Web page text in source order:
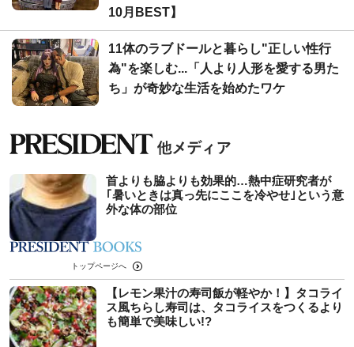
10月BEST】
11体のラブドールと暮らし"正しい性行
為"を楽しむ...「人より人形を愛する男た
ち」が奇妙な生活を始めたワケ
首よりも脇よりも効果的…熱中症研究者が
｢暑いときは真っ先にここを冷やせ｣という意
外な体の部位
トップページへ
【レモン果汁の寿司飯が軽やか！】タコライ
ス風ちらし寿司は、タコライスをつくるより
も簡単で美味しい!?